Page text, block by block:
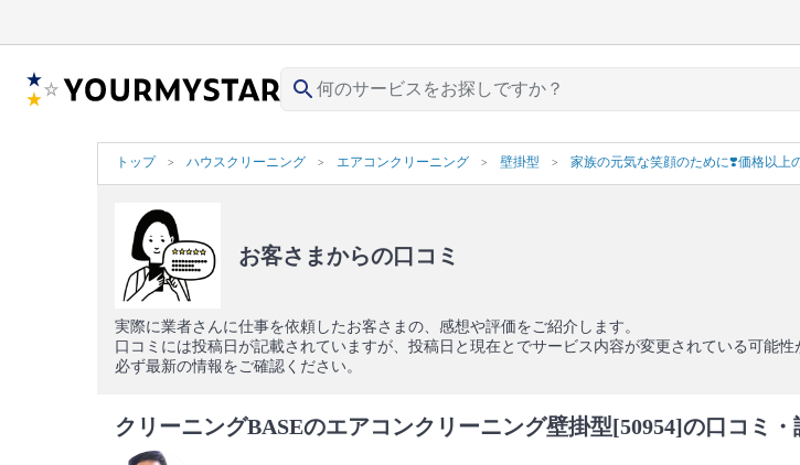
search
トップ ハウスクリーニング エアコンクリーニング 壁掛型 家族の元気な笑顔のために❣️価格以上
お客さまからの口コミ
実際に業者さんに仕事を依頼したお客さまの、感想や評価をご紹介します。
口コミには投稿日が記載されていますが、投稿日と現在とでサービス内容が変更されている可能性
必ず最新の情報をご確認ください。
クリーニングBASEのエアコンクリーニング壁掛型[50954]の口コミ・